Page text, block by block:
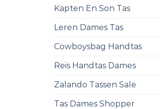
Kapten En Son Tas
Leren Dames Tas
Cowboysbag Handtas
Reis Handtas Dames
Zalando Tassen Sale
Tas Dames Shopper